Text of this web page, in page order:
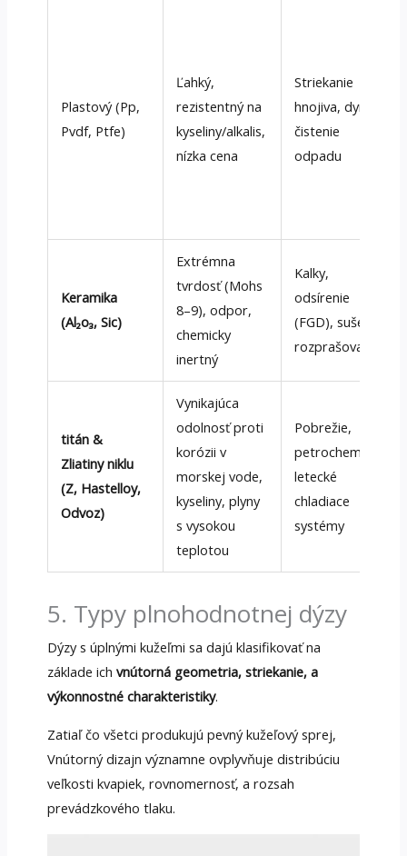
Plastový (Pp,
Pvdf, Ptfe)
Ľahký,
rezistentný na
kyseliny/alkalis,
nízka cena
Striekanie
hnojiva, dym,
čistenie
odpadu
Keramika
(Al₂o₃, Sic)
Extrémna
tvrdosť (Mohs
8–9), odpor,
chemicky
inertný
Kalky,
odsírenie
(FGD), sušenie
rozprašovania
titán &
Zliatiny niklu
(Z, Hastelloy,
Odvoz)
Vynikajúca
odolnosť proti
korózii v
morskej vode,
kyseliny, plyny
s vysokou
teplotou
Pobrežie,
petrochemický,
letecké
chladiace
systémy
5. Typy plnohodnotnej dýzy
Dýzy s úplnými kužeľmi sa dajú klasifikovať na
základe ich vnútorná geometria, striekanie, a
výkonnostné charakteristiky.
Zatiaľ čo všetci produkujú pevný kužeľový sprej,
Vnútorný dizajn významne ovplyvňuje distribúciu
veľkosti kvapiek, rovnomernosť, a rozsah
prevádzkového tlaku.